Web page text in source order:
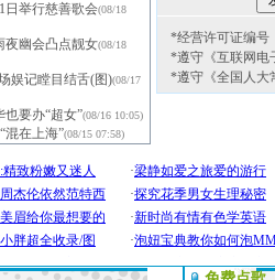
日举行慈善歌会(08/18
夜幽会凸点靓女(08/18
娱记瞠目结舌(图)(08/17
要办“超女”(08/16 10:05)
混在上海”(08/15 07:58)
*经营许可证编号
*遵守《互联网电
*遵守《全国人大